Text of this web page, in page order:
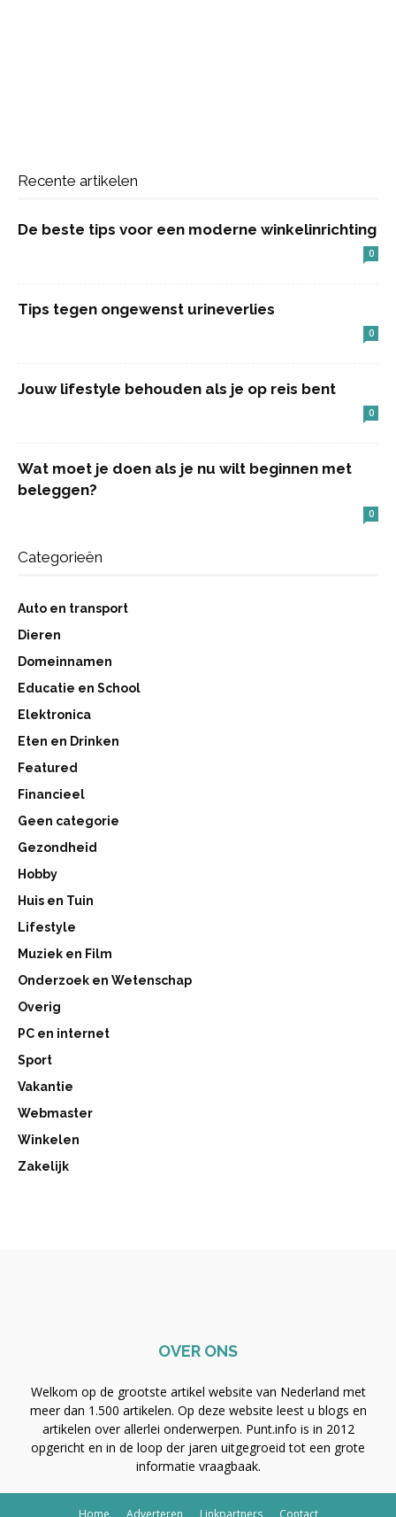
Recente artikelen
De beste tips voor een moderne winkelinrichting
0
Tips tegen ongewenst urineverlies
0
Jouw lifestyle behouden als je op reis bent
0
Wat moet je doen als je nu wilt beginnen met
beleggen?
0
Categorieën
Auto en transport
Dieren
Domeinnamen
Educatie en School
Elektronica
Eten en Drinken
Featured
Financieel
Geen categorie
Gezondheid
Hobby
Huis en Tuin
Lifestyle
Muziek en Film
Onderzoek en Wetenschap
Overig
PC en internet
Sport
Vakantie
Webmaster
Winkelen
Zakelijk
OVER ONS
Welkom op de grootste artikel website van Nederland met
meer dan 1.500 artikelen. Op deze website leest u blogs en
artikelen over allerlei onderwerpen. Punt.info is in 2012
opgericht en in de loop der jaren uitgegroeid tot een grote
informatie vraagbaak.